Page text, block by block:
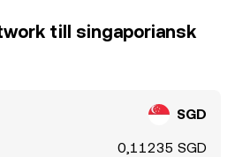
till singaporiansk
SGD
0,11235 SGD